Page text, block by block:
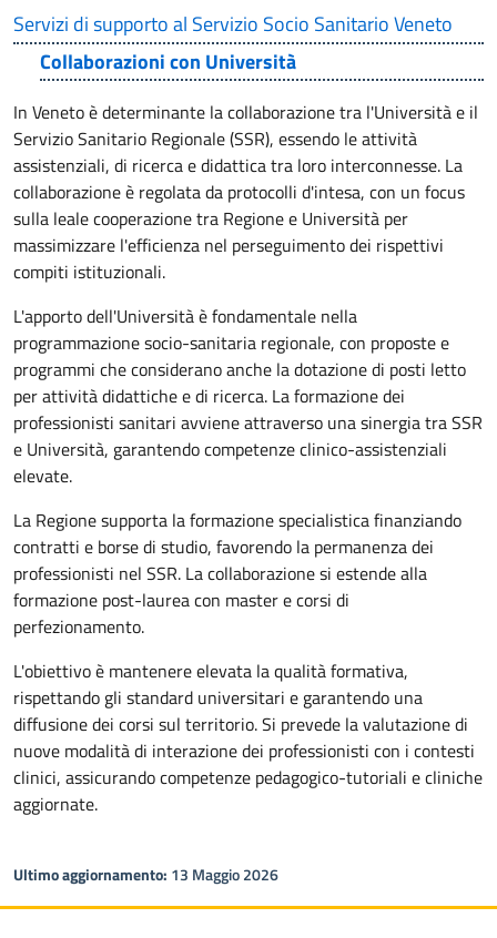
Servizi di supporto al Servizio Socio Sanitario Veneto
Collaborazioni con Università
In Veneto è determinante la collaborazione tra l'Università e il
Servizio Sanitario Regionale (SSR), essendo le attività
assistenziali, di ricerca e didattica tra loro interconnesse. La
collaborazione è regolata da protocolli d'intesa, con un focus
sulla leale cooperazione tra Regione e Università per
massimizzare l'efficienza nel perseguimento dei rispettivi
compiti istituzionali.
L'apporto dell'Università è fondamentale nella
programmazione socio-sanitaria regionale, con proposte e
programmi che considerano anche la dotazione di posti letto
per attività didattiche e di ricerca. La formazione dei
professionisti sanitari avviene attraverso una sinergia tra SSR
e Università, garantendo competenze clinico-assistenziali
elevate.
La Regione supporta la formazione specialistica finanziando
contratti e borse di studio, favorendo la permanenza dei
professionisti nel SSR. La collaborazione si estende alla
formazione post-laurea con master e corsi di
perfezionamento.
L'obiettivo è mantenere elevata la qualità formativa,
rispettando gli standard universitari e garantendo una
diffusione dei corsi sul territorio. Si prevede la valutazione di
nuove modalità di interazione dei professionisti con i contesti
clinici, assicurando competenze pedagogico-tutoriali e cliniche
aggiornate.
Ultimo aggiornamento: 13 Maggio 2026